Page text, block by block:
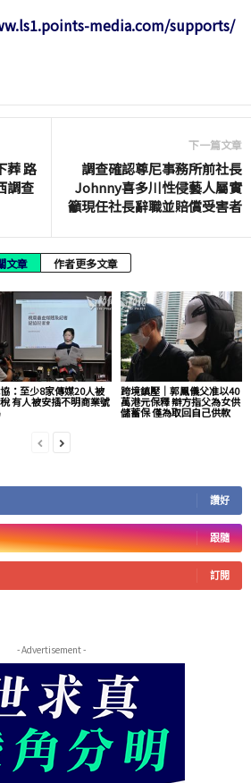
media.com/supports/
葬 路
調查
下一篇文章
調查確認尊尼事務所前社長
Johnny喜多川性侵藝人屬實
籲現任社長辭職並賠償受害者
文章 作者更多文章
：至少8家傳媒20人被
有人被安插不明商業號
跨境鎮壓｜郭鳳儀父准以40
萬港元保釋 辯方指父為女供
儲蓄保 僅為取回自己供款
讚好
跟隨
訂閱
- Advertisement -